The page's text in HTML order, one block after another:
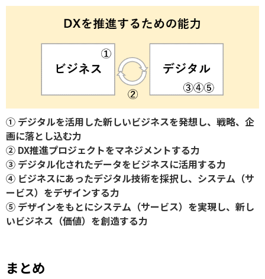
① デジタルを活用した新しいビジネスを発想し、戦略、企
画に落とし込む力
② DX推進プロジェクトをマネジメントする力
③ デジタル化されたデータをビジネスに活用する力
④ ビジネスにあったデジタル技術を採択し、システム（サ
ービス）をデザインする力
⑤ デザインをもとにシステム（サービス）を実現し、新し
いビジネス（価値）を創造する力
まとめ